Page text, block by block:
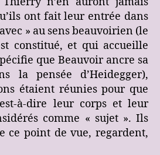
ont fait leur entrée dans
» au sens beauvoirien (le
constitué, et qui accueille
que Beauvoir ancre sa
la pensée d’Heidegger),
étaient réunies pour que
à-dire leur corps et leur
comme « sujet ». Ils
ce point de vue, regardent,